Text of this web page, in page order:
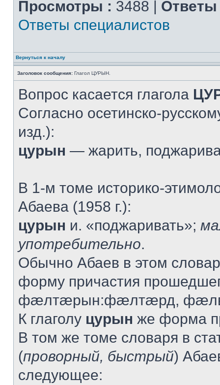
Просмотры : 3488 | Ответы
Ответы специалистов
Вернуться к началу
Заголовок сообщения: Глагол ЦУРЫН.
Вопрос касается глагола
Согласно осетинско-
изд.):
цурын — жарить,
В 1-м томе историко-
Абаева (1958 г.):
цурын и. «поджаривать»;
употребительно.
Обычно Абаев в этом
форму причастия
фæлтæрын:фæлтæрд,
К глаголу цурын же форма
В том же томе словаря в
(проворный, быстрый)
следующее: